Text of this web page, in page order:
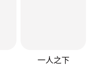
一人之下